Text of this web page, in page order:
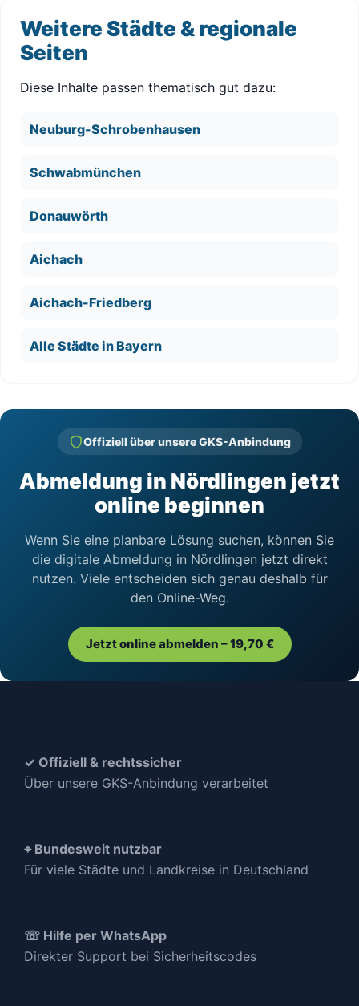
Weitere Städte & regionale
Seiten
Diese Inhalte passen thematisch gut dazu:
Neuburg-Schrobenhausen
Schwabmünchen
Donauwörth
Aichach
Aichach-Friedberg
Alle Städte in Bayern
Offiziell über unsere GKS-Anbindung
Abmeldung in Nördlingen jetzt
online beginnen
Wenn Sie eine planbare Lösung suchen, können Sie
die digitale Abmeldung in Nördlingen jetzt direkt
nutzen. Viele entscheiden sich genau deshalb für
den Online-Weg.
Jetzt online abmelden – 19,70 €
✓ Offiziell & rechtssicher
Über unsere GKS-Anbindung verarbeitet
⌖ Bundesweit nutzbar
Für viele Städte und Landkreise in Deutschland
☏ Hilfe per WhatsApp
Direkter Support bei Sicherheitscodes